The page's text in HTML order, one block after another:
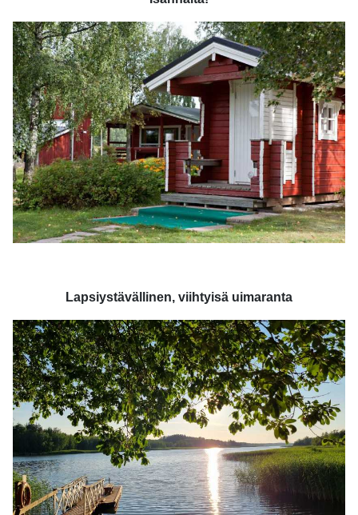
Lapsiystävällinen, viihtyisä uimaranta